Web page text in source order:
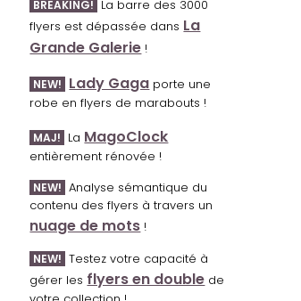
BREAKING! La barre des 3000
flyers est dépassée dans La
Grande Galerie !
NEW! Lady Gaga porte une
robe en flyers de marabouts !
MAJ! La MagoClock
entièrement rénovée !
NEW! Analyse sémantique du
contenu des flyers à travers un
nuage de mots !
NEW! Testez votre capacité à
gérer les flyers en double de